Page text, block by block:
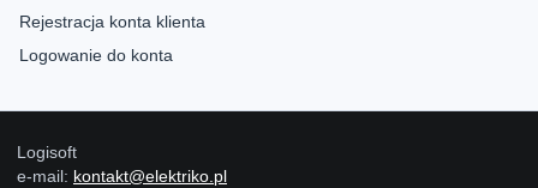
Rejestracja konta klienta
Logowanie do konta
Logisoft
e-mail: kontakt@elektriko.pl